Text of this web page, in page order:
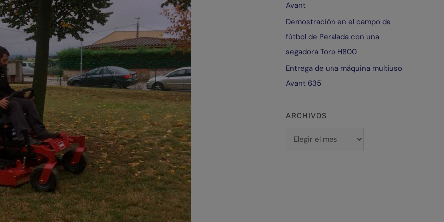
Avant
Demostración en el campo de
fútbol de Peralada con una
segadora Toro H800
Entrega de una máquina multiuso
Avant 635
ARCHIVOS